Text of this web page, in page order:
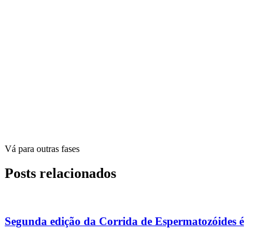
Vá para outras fases
Posts relacionados
Segunda edição da Corrida de Espermatozóides é